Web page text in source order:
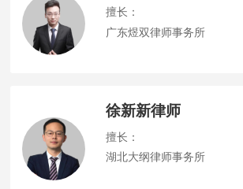
擅长：
广东煜双律师事务所
徐新新律师
擅长：
湖北大纲律师事务所